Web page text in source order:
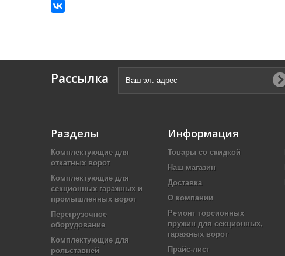
Рассылка
Разделы
Комплектующие для
откатных ворот
Комплектующие для
секционных гаражных и
промышленных ворот
Перегрузочное
оборудование
Комплектующие для
рольставней
Информация
Товары со скидкой
Наш магазин
Доставка
О компании
Ремонт торсионных
пружин для секционных,
гаражных ворот
Прайс-лист